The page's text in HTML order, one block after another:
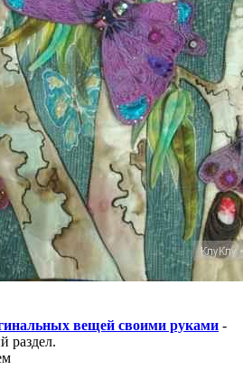
вещей своими руками -
раздел.